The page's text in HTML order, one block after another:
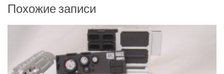
Похожие записи